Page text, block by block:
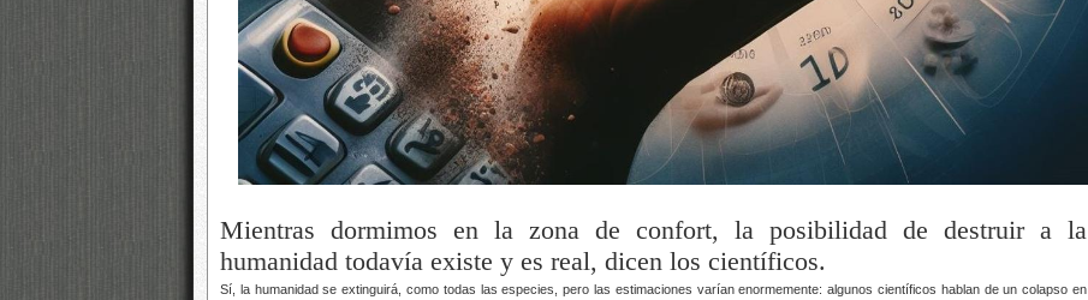
Mientras dormimos en la zona de confort, la posibilidad de destruir a la
humanidad todavía existe y es real, dicen los científicos.
Sí, la humanidad se extinguirá, como todas las especies, pero las estimaciones varían enormemente: algunos científicos hablan de un colapso en